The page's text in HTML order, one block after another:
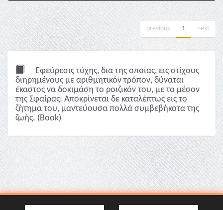
previous 1 next
Εφεύρεσις τύχης, δια της οποίας, εις στίχους
διηρημένους με αριθμητικόν τρόπον, δύναται
έκαστος να δοκιμάση το ροιζικόν του, με το μέσον
της Σφαίρας: Αποκρίνεται δε καταλέπτως εις το
ζήτημα του, μαντεύουσα πολλά συμβεβήκοτα της
ζωής. (Book)